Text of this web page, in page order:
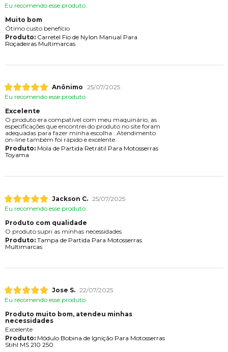
Eu recomendo esse produto.
Muito bom
Ótimo custo benefício
Produto:Carretel Fio de Nylon Manual Para
Roçadeiras Multimarcas
Anônimo 25/07/2025
Eu recomendo esse produto.
Excelente
O produto era compatível com meu maquinário, as
especificações que encontrei do produto no site foram
adequadas para fazer minha escolha . Atendimento
on-line também foi rápido e excelente.
Produto:Mola de Partida Retrátil Para Motosserras
Toyama
Jackson C. 25/07/2025
Eu recomendo esse produto.
Produto com qualidade
O produto supri as minhas necessidades
Produto:Tampa de Partida Para Motosserras
Multimarcas
Jose S. 22/07/2025
Eu recomendo esse produto.
Produto muito bom, atendeu minhas
necessidades
Excelente
Produto:Módulo Bobina de Ignição Para Motosserras
Stihl MS 210 250